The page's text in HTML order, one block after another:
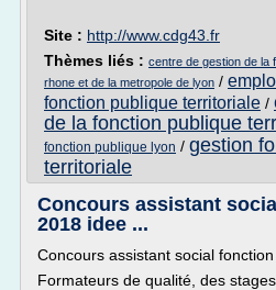
Site : http://www.cdg43.fr
Thèmes liés : centre de gestion de la
rhone et de la metropole de lyon /
fonction publique territoriale /
de la fonction publique
fonction publique lyon / gestion
territoriale
Concours assistant
2018 idee ...
Concours assistant social
Formateurs de qualité, des